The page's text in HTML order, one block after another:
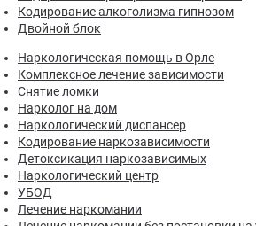
Кодирование алкоголизма гипнозом
Двойной блок
Наркологическая помощь в Орле
Комплексное лечение зависимости
Снятие ломки
Нарколог на дом
Наркологический диспансер
Кодирование наркозависимости
Детоксикация наркозависимых
Наркологический центр
УБОД
Лечение наркомании